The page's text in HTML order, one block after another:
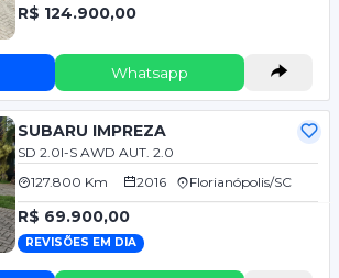
R$ 124.900,00
Whatsapp
SUBARU IMPREZA
SD 2.0I-S AWD AUT. 2.0
127.800 Km
2016 Florianópolis/SC
R$ 69.900,00
REVISÕES EM DIA